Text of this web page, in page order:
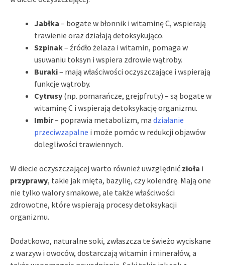
Jabłka – bogate w błonnik i witaminę C, wspierają
trawienie oraz działają detoksykująco.
Szpinak– źródło żelaza i witamin, pomaga w
usuwaniu toksyn i wspiera zdrowie wątroby.
Buraki– mają właściwości oczyszczające i wspierają
funkcje wątroby.
Cytrusy (np. pomarańcze, grejpfruty) – są bogate w
witaminę C i wspierają detoksykację organizmu.
Imbir– poprawia metabolizm, ma działanie
przeciwzapalne i może pomóc w redukcji objawów
dolegliwości trawiennych.
W diecie oczyszczającej warto również uwzględnić zioła i
przyprawy, takie jak mięta, bazylię, czy kolendrę. Mają one
nie tylko walory smakowe, ale także właściwości
zdrowotne, które wspierają procesy detoksykacji
organizmu.
Dodatkowo, naturalne soki, zwłaszcza te świeżo wyciskane
z warzyw i owoców, dostarczają witamin i minerałów, a